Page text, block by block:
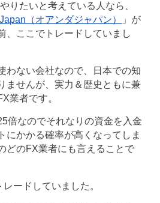
りたいと考えている人なら、
（オアンダジャパン）
」が
、ここでトレードしていまし
わない会社なので、日本での知
ませんが、実力＆歴史ともに兼
業者です。
倍なのでそれなりの資金を入金
にかかる確率が高くなってしま
どのFX業者にも言えることで
ードしていました。